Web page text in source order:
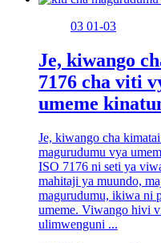
03 01-03
Je, kiwango
7176 cha viti
umeme
Je, kiwango cha
magurudumu vya
ISO 7176 ni seti ya
mahitaji ya muundo,
magurudumu, ikiwa ni
umeme. Viwango hivi
ulimwenguni ...